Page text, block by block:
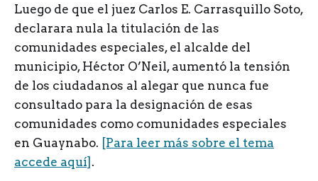
Luego de que el juez Carlos E. Carrasquillo Soto,
declarara nula la titulación de las
comunidades especiales, el alcalde del
municipio, Héctor O’Neil, aumentó la tensión
de los ciudadanos al alegar que nunca fue
consultado para la designación de esas
comunidades como comunidades especiales
en Guaynabo. [Para leer más sobre el tema
accede aquí] .